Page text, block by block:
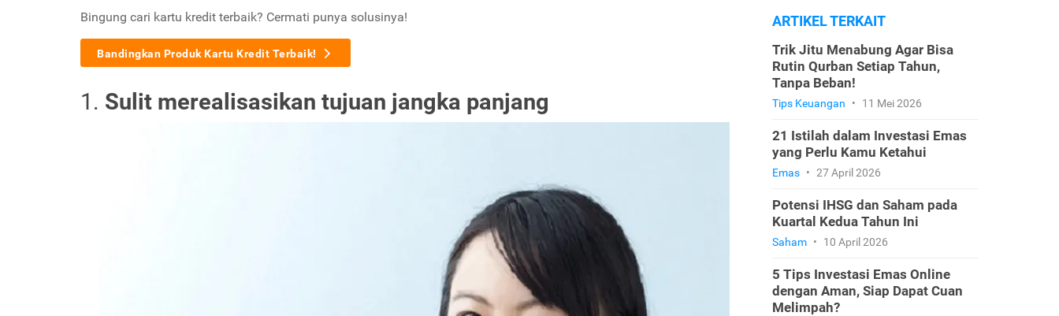
Bingung cari kartu kredit terbaik? Cermati punya solusinya!
Bandingkan Produk Kartu Kredit Terbaik!
1. Sulit merealisasikan tujuan jangka panjang
ARTIKEL TERKAIT
Trik Jitu Menabung Agar Bisa
Rutin Qurban Setiap Tahun,
Tanpa Beban!
Tips Keuangan • 11 Mei 2026
21 Istilah dalam Investasi Emas
yang Perlu Kamu Ketahui
Emas • 27 April 2026
Potensi IHSG dan Saham pada
Kuartal Kedua Tahun Ini
Saham • 10 April 2026
5 Tips Investasi Emas Online
dengan Aman, Siap Dapat Cuan
Melimpah?